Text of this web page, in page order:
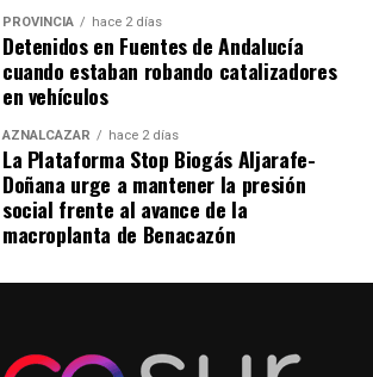
PROVINCIA hace 2 días
Detenidos en Fuentes de Andalucía
cuando estaban robando catalizadores
en vehículos
AZNALCÁZAR hace 2 días
La Plataforma Stop Biogás Aljarafe-
Doñana urge a mantener la presión
social frente al avance de la
macroplanta de Benacazón